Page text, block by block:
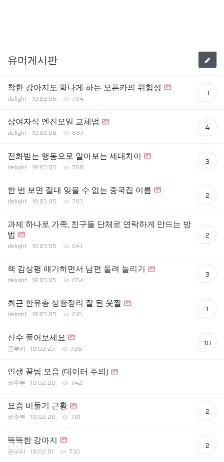
유머게시판
착한 강아지도 화나게 하는 오픈카의 위험성
delight 19.03.05. 794
3
상여자식 엔진오일 교체법
delight 19.03.05. 687
4
전화받는 행동으로 알아보는 세대차이
delight 19.03.05. 768
3
한 번 보면 절대 잊을 수 없는 중국집 이름
delight 19.03.05. 783
2
과제 하나로 가족, 친구들 단체로 연락하게 만드는 방
법
delight 19.03.05. 641
2
책 감상평 얘기하면서 남편 돌려 놀리기
delight 19.03.05. 654
3
최근 한유총 상황정리 잘 된 웃짤
delight 19.03.05. 616
1
산수 풀어보세요
곰부리 19.02.27. 726
10
인생 꿀팁 모음 (데이터 주의)
코주부 19.02.20. 742
요즘 비둘기 근황
코주부 19.02.20. 701
2
똑똑한 강아지
곰부리 19.02.01. 730
2